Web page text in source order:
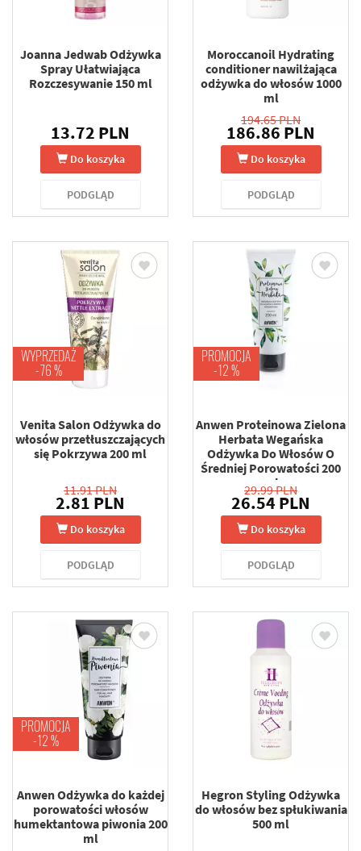
Joanna Jedwab Odżywka
Spray Ułatwiająca
Rozczesywanie 150 ml
13.72 PLN
Do koszyka
PODGLĄD
Moroccanoil Hydrating
conditioner nawilżająca
odżywka do włosów 1000
ml
194.65 PLN
186.86 PLN
Do koszyka
PODGLĄD
WYPRZEDAŻ
-76 %
Venita Salon Odżywka do
włosów przetłuszczających
się Pokrzywa 200 ml
11.91 PLN
2.81 PLN
Do koszyka
PODGLĄD
PROMOCJA
-12 %
Anwen Proteinowa Zielona
Herbata Wegańska
Odżywka Do Włosów O
Średniej Porowatości 200
ml
29.99 PLN
26.54 PLN
Do koszyka
PODGLĄD
PROMOCJA
-12 %
Anwen Odżywka do każdej
porowatości włosów
humektantowa piwonia 200
ml
Hegron Styling Odżywka
do włosów bez spłukiwania
500 ml